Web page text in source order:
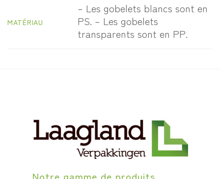
MATÉRIAU
– Les gobelets blancs sont en
PS. – Les gobelets
transparents sont en PP.